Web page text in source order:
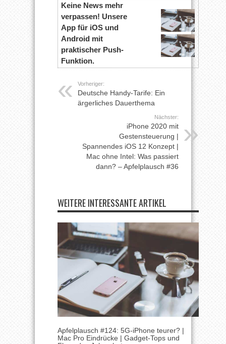
Keine News mehr
verpassen! Unsere
App für iOS und
Android mit
praktischer Push-
Funktion.
Vorheriger:
Deutsche Handy-Tarife: Ein
ärgerliches Dauerthema
Nächster:
iPhone 2020 mit
Gestensteuerung |
Spannendes iOS 12 Konzept |
Mac ohne Intel: Was passiert
dann? – Apfelplausch #36
WEITERE INTERESSANTE ARTIKEL
Apfelplausch #124: 5G-iPhone teurer? |
Mac Pro Eindrücke | Gadget-Tops und